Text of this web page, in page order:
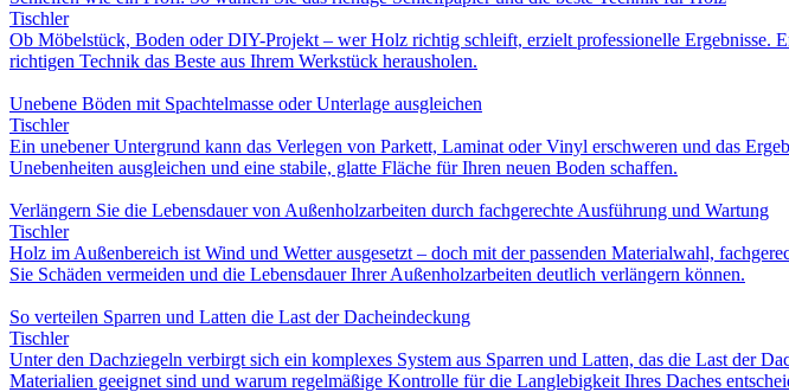
Tischler
Ob Möbelstück, Boden oder DIY-Projekt – wer Holz richtig schleift, erzielt professionelle
richtigen Technik das Beste aus Ihrem Werkstück herausholen.
Unebene Böden mit Spachtelmasse oder Unterlage ausgleichen
Tischler
Ein unebener Untergrund kann das Verlegen von Parkett, Laminat oder Vinyl erschweren und das
Unebenheiten ausgleichen und eine stabile, glatte Fläche für Ihren neuen Boden schaffen.
Verlängern Sie die Lebensdauer von Außenholzarbeiten durch fachgerechte Ausführung und Wartung
Tischler
Holz im Außenbereich ist Wind und Wetter ausgesetzt – doch mit der passenden Materialwahl,
Sie Schäden vermeiden und die Lebensdauer Ihrer Außenholzarbeiten deutlich verlängern können.
So verteilen Sparren und Latten die Last der Dacheindeckung
Tischler
Unter den Dachziegeln verbirgt sich ein komplexes System aus Sparren und Latten, das die Last der
Materialien geeignet sind und warum regelmäßige Kontrolle für die Langlebigkeit Ihres Daches